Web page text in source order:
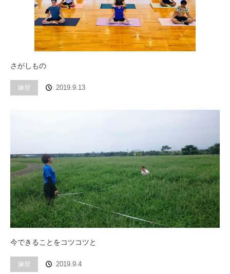
さがしもの
練習 2019.9.13
今できることをコツコツと
練習 2019.9.4